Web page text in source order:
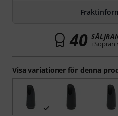
Visa variationer för denna
40 i